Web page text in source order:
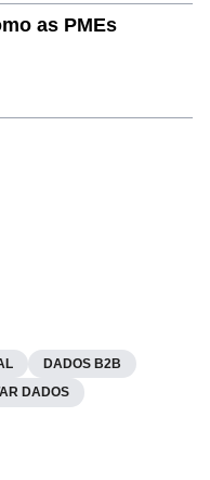
as PMEs
DADOS B2B
DADOS